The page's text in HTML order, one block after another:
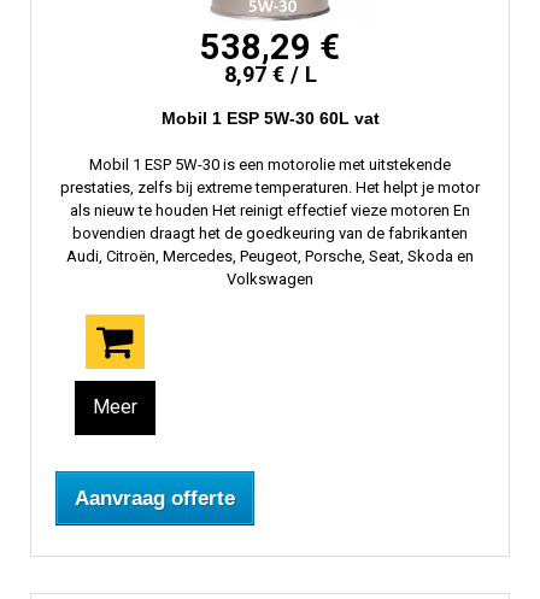
538,29 €
8,97 € / L
Mobil 1 ESP 5W-30 60L vat
Mobil 1 ESP 5W-30 is een motorolie met uitstekende
prestaties, zelfs bij extreme temperaturen. Het helpt je motor
als nieuw te houden Het reinigt effectief vieze motoren En
bovendien draagt ​​het de goedkeuring van de fabrikanten
Audi, Citroën, Mercedes, Peugeot, Porsche, Seat, Skoda en
Volkswagen
Meer
Aanvraag offerte